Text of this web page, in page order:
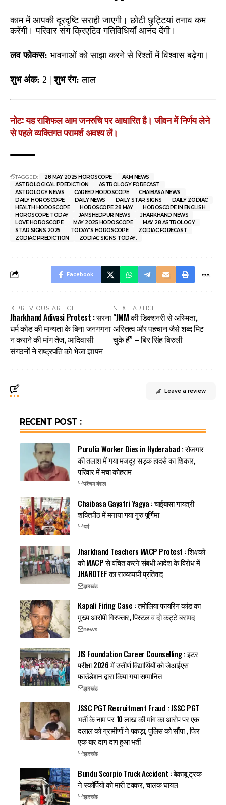
काम में आपकी दूरदृष्टि सराही जाएगी। छोटी छुट्टियां तनाव कम
करेंगी। परिवार संग क्रिएटिव गतिविधियाँ आनंद देंगी।
लव फोकस: भावनाओं को साझा करने से रिश्तों में विश्वास बढ़ेगा।
शुभ अंक: 2 |शुभ रंग: लाल
नोट: यह राशिफल आम जनरुचि पर आधारित है। जीवन में निर्णय लेने
से पहले व्यक्तिगत परामर्श अवश्य लें।
TAGGED: 28 MAY 2025 HOROSCOPE
AKM NEWS
ASTROLOGICAL PREDICTION
ASTROLOGY FORECAST
ASTROLOGY NEWS
CAREER HOROSCOPE
CHAIBASA NEWS
DAILY HOROSCOPE
DAILY NEWS DAILY STAR SIGNS
DAILY ZODIAC
HEALTH HOROSCOPE
HOROSCOPE 28 MAY
HOROSCOPE IN ENGLISH
HOROSCOPE TODAY
JAMSHEDPUR NEWS
JHARKHAND NEWS
LOVE HOROSCOPE
MAY 2025 HOROSCOPE
MAY 28 ASTROLOGY
STAR SIGNS 2025
TODAY'S HOROSCOPE
ZODIAC FORECAST
ZODIAC PREDICTION
ZODIAC SIGNS TODAY.
Facebook
PREVIOUS ARTICLE
Jharkhand Adivasi Protest : सरना
धर्म कोड की मान्यता के बिना जनगणना
न कराने की मांग तेज, आदिवासी
संगठनों ने राष्ट्रपति को भेजा ज्ञापन
NEXT ARTICLE
“JMM की डिक्शनरी से अस्मिता,
अस्तित्व और पहचान जैसे शब्द मिट
चुके हैं” – बिर सिंह बिरुली
Leave a review
RECENT POST :
Purulia Worker Dies in Hyderabad : रोजगार
की तलाश में गया मजदूर सड़क हादसे का शिकार,
परिवार में मचा कोहराम
पश्चिम बंगाल
Chaibasa Gayatri Yagya : चाईबासा गायत्री
शक्तिपीठ में मनाया गया गुरु पूर्णिमा
धर्म
Jharkhand Teachers MACP Protest : शिक्षकों
को MACP से वंचित करने संबंधी आदेश के विरोध में
JHAROTEF का राज्यव्यापी प्रतिवाद
झारखंड
Kapali Firing Case : तमोलिया फायरिंग कांड का
मुख्य आरोपी गिरफ्तार, पिस्टल व दो कट्टे बरामद
news
JIS Foundation Career Counselling : इंटर
परीक्षा 2026 में उत्तीर्ण विद्यार्थियों को जेआईएस
फाउंडेशन द्वारा किया गया सम्मानित
झारखंड
JSSC PGT Recruitment Fraud : JSSC PGT
भर्ती के नाम पर 10 लाख की मांग का आरोप पर एक
दलाल को ग्रामीणों ने पकड़ा, पुलिस को सौंपा , फिर
एक बार दाग दाग हुआ भर्ती
झारखंड
Bundu Scorpio Truck Accident : बेकाबू ट्रक
ने स्कॉर्पियो को मारी टक्कर, चालक घायल
झारखंड